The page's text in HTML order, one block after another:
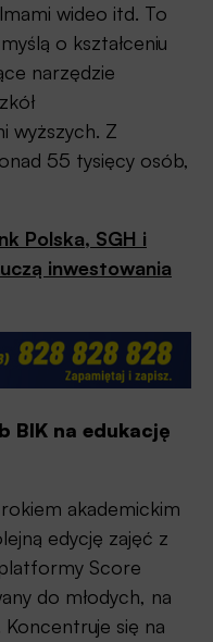
wideo itd. To
o kształceniu
narzędzie
wyższych. Z
55 tysięcy osób,
Polska, SGH i
inwestowania
BIK na edukację
akademickim
edycję zajęć z
Score
do młodych, na
się na